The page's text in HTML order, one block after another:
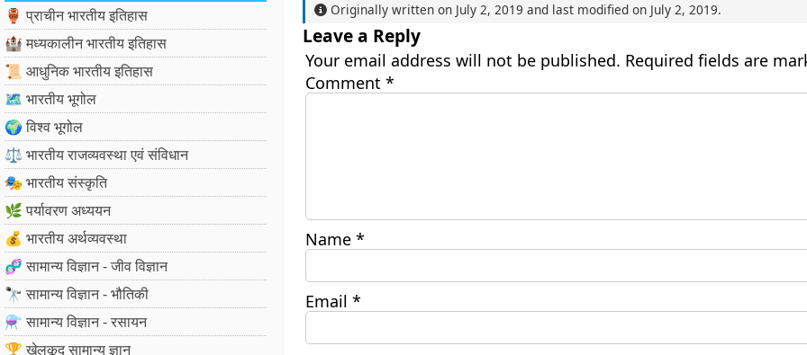
🏺 प्राचीन भारतीय इतिहास
🏰 मध्यकालीन भारतीय इतिहास
📜 आधुनिक भारतीय इतिहास
🗺️ भारतीय भूगोल
🌍 विश्व भूगोल
⚖️ भारतीय राजव्यवस्था एवं संविधान
🎭 भारतीय संस्कृति
🌿 पर्यावरण अध्ययन
💰 भारतीय अर्थव्यवस्था
🧬 सामान्य विज्ञान - जीव विज्ञान
🔭 सामान्य विज्ञान - भौतिकी
⚗️ सामान्य विज्ञान - रसायन
🏆 खेलकूद सामान्य ज्ञान
Originally written on July 2, 2019 and last modified on July 2, 2019.
Leave a Reply
Your email address will not be published. Required fields are
Comment *
Name *
Email *